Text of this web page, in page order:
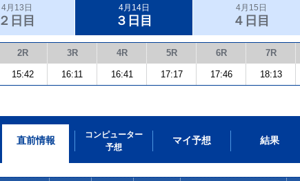
4月13日
２日目
4月14日
３日目
4月15日
４日目
2R 3R 4R 5R 6R 7R
15:42 16:11 16:41 17:17 17:46 18:13
直前情報
コンピューター
予想
マイ予想 結果